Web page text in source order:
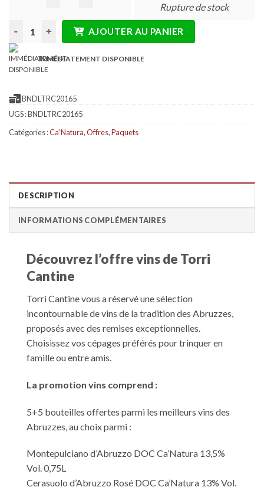
Rupture de stock
quantité de Forfait économique : 5+5 bouteilles de Ca'Natura
AJOUTER AU PANIER
IMMÉDIATEMENT DISPONIBLE
BNDLTRC20165
UGS :BNDLTRC20165
Catégories :Ca'Natura,Offres,Paquets
DESCRIPTION
INFORMATIONS COMPLÉMENTAIRES
Découvrez l’offre vins de Torri
Cantine
Torri Cantine vous a réservé une sélection
incontournable de vins de la tradition des Abruzzes,
proposés avec des remises exceptionnelles.
Choisissez vos cépages préférés pour trinquer en
famille ou entre amis.
La promotion vins comprend :
5+5 bouteilles offertes parmi les meilleurs vins des
Abruzzes, au choix parmi :
Montepulciano d’Abruzzo DOC Ca’Natura 13,5%
Vol. 0,75L
Cerasuolo d’Abruzzo Rosé DOC Ca’Natura 13% Vol.